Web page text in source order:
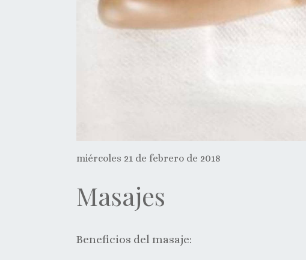
miércoles 21 de febrero de 2018
Masajes
Beneficios del masaje: